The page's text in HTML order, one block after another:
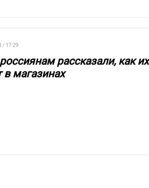
/ 17:29
рассказали, как их
магазинах